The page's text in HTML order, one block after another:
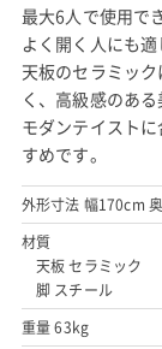
最大6人で使用で
よく開く人にも適
天板のセラミッ
く、高級感のある
モダンテイスト
すめです。
外形寸法 幅170cm
材質
天板 セラミック
脚 スチール
重量 63kg